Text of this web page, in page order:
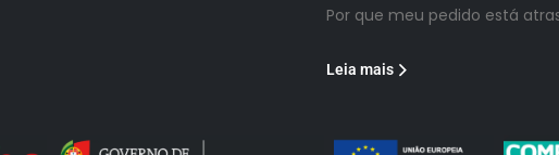
Por que meu pedido está
Leia mais